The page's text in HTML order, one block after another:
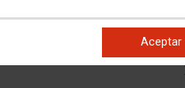
Aceptar